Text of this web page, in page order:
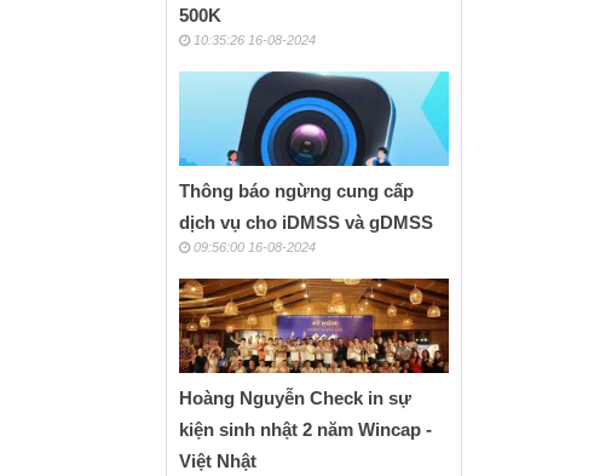
500K
10:35:26 16-08-2024
Thông báo ngừng cung cấp
dịch vụ cho iDMSS và gDMSS
09:56:00 16-08-2024
Hoàng Nguyễn Check in sự
kiện sinh nhật 2 năm Wincap -
Việt Nhật